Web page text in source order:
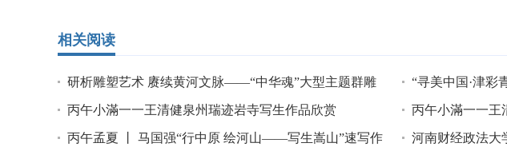
相关阅读
研析雕塑艺术 赓续黄河文脉——“中华魂”大型主题群雕
学术研讨
“寻美中国·津
州站）在河南
丙午小滿一一王清健泉州瑞迹岩寺写生作品欣赏 丙午小滿一一王
丙午孟夏 丨 马国强“行中原 绘河山——写生嵩山”速写作 河南财经政法大